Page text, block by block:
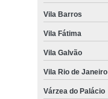
Vila Barros
Vila Fátima
Vila Galvão
Vila Rio de Janeiro
Várzea do Palácio